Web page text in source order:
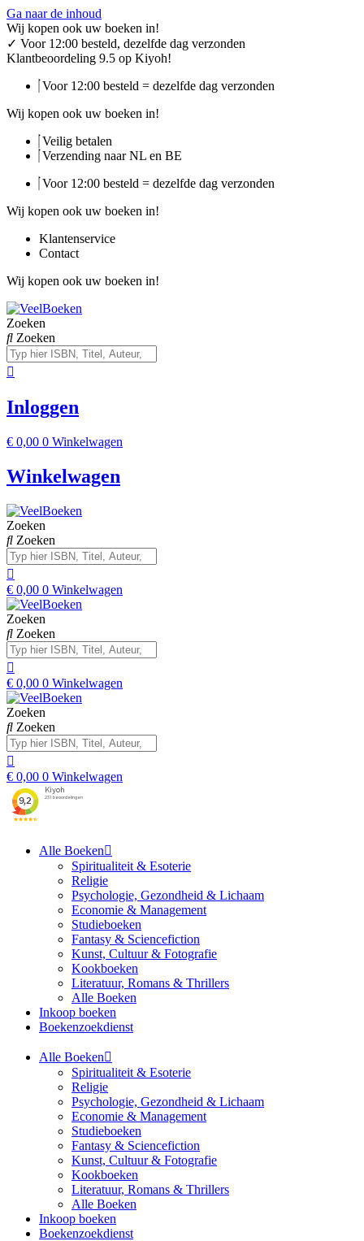
Ga naar de inhoud
Wij kopen ook uw boeken in!
✓ Voor 12:00 besteld, dezelfde dag verzonden
Klantbeoordeling 9.5 op Kiyoh!
Voor 12:00 besteld = dezelfde dag verzonden
Wij kopen ook uw boeken in!
Veilig betalen
Verzending naar NL en BE
Voor 12:00 besteld = dezelfde dag verzonden
Wij kopen ook uw boeken in!
Klantenservice
Contact
Wij kopen ook uw boeken in!
Zoeken
Zoeken
Inloggen
€ 0,00 0 Winkelwagen
Winkelwagen
Zoeken
Zoeken
€ 0,00 0 Winkelwagen
Zoeken
Zoeken
€ 0,00 0 Winkelwagen
Zoeken
Zoeken
€ 0,00 0 Winkelwagen
Alle Boeken
Spiritualiteit & Esoterie
Religie
Psychologie, Gezondheid & Lichaam
Economie & Management
Studieboeken
Fantasy & Sciencefiction
Kunst, Cultuur & Fotografie
Kookboeken
Literatuur, Romans & Thrillers
Alle Boeken
Inkoop boeken
Boekenzoekdienst
Alle Boeken
Spiritualiteit & Esoterie
Religie
Psychologie, Gezondheid & Lichaam
Economie & Management
Studieboeken
Fantasy & Sciencefiction
Kunst, Cultuur & Fotografie
Kookboeken
Literatuur, Romans & Thrillers
Alle Boeken
Inkoop boeken
Boekenzoekdienst